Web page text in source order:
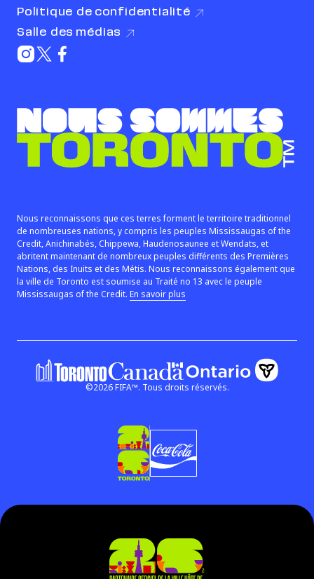
Politique de confidentialité
Salle des médias
(le lien s’ouvre dans une nouvelle fenêtre)
Nous reconnaissons que ces terres forment le territoire traditionnel
de nombreuses nations, y compris les peuples Mississaugas of the
Credit, Anichinabés, Chippewa, Haudenosaunee et Wendats, et
abritent maintenant de nombreux peuples différents des Premières
Nations, des Inuits et des Métis. Nous reconnaissons également que
la ville de Toronto est soumise au Traité no 13 avec le peuple
Mississaugas of the Credit. En savoir plus
Gouvernement du Canada
Gouvernement de
©2026FIFA™. Tous droits réservés.